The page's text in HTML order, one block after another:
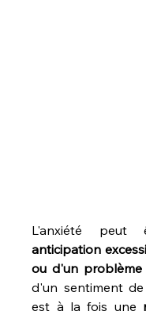
anticipation
ou d'un problème
d'un sentiment
est à la fois une